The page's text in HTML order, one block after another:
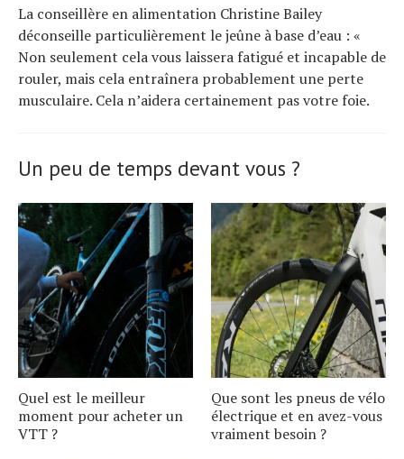
La conseillère en alimentation Christine Bailey
déconseille particulièrement le jeûne à base d’eau : «
Non seulement cela vous laissera fatigué et incapable de
rouler, mais cela entraînera probablement une perte
musculaire. Cela n’aidera certainement pas votre foie.
Un peu de temps devant vous ?
Quel est le meilleur
moment pour acheter un
VTT ?
Que sont les pneus de vélo
électrique et en avez-vous
vraiment besoin ?